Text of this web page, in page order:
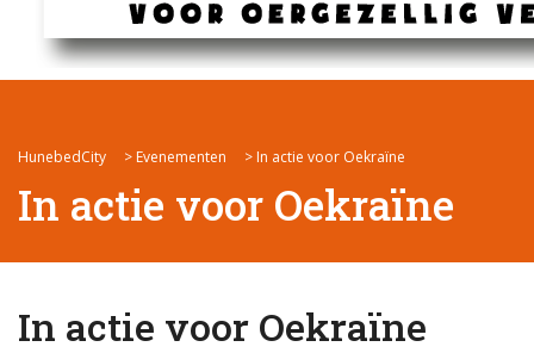
HunebedCity > Evenementen > In actie voor Oekraïne
In actie voor Oekraïne
In actie voor Oekraïne